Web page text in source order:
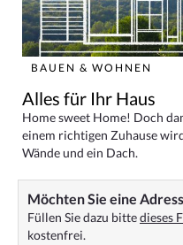
BAUEN & WOHNEN
Alles für Ihr Haus
Home sweet Home! Doch
einem richtigen Zuhause
Wände und ein Dach.
Möchten Sie eine
Füllen Sie dazu bittedieses
kostenfrei.